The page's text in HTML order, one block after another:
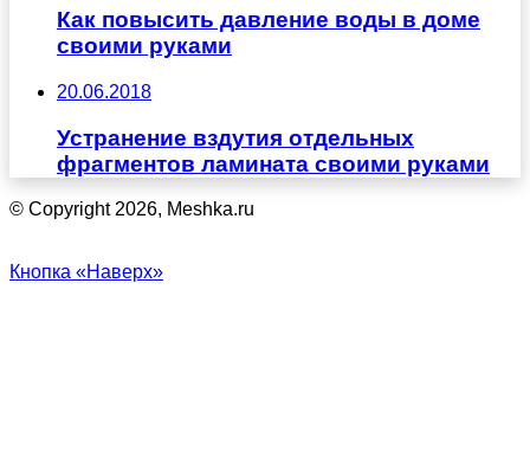
Как повысить давление воды в доме
своими руками
20.06.2018
Устранение вздутия отдельных
фрагментов ламината своими руками
© Copyright 2026, Meshka.ru
Кнопка «Наверх»